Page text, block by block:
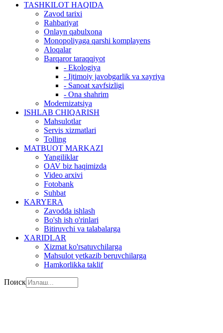
TASHKILOT HAQIDA
Zavod tarixi
Rahbariyat
Onlayn qabulxona
Monopoliyaga qarshi komplayens
Aloqalar
Barqaror taraqqiyot
- Ekologiya
- Ijtimoiy javobgarlik va xayriya
- Sanoat xavfsizligi
- Ona shahrim
Modernizatsiya
ISHLAB CHIQARISH
Mahsulotlar
Servis xizmatlari
Tolling
MATBUOT MARKAZI
Yangiliklar
OAV biz haqimizda
Video arxivi
Fotobank
Suhbat
KARYERA
Zavodda ishlash
Bo'sh ish o'rinlari
Bitiruvchi va talabalarga
XARIDLAR
Xizmat ko'rsatuvchilarga
Mahsulot yetkazib beruvchilarga
Hamkorlikka taklif
Поиск